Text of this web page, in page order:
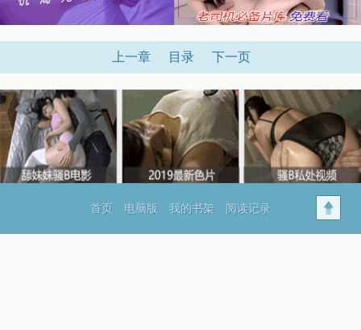
上一章 目录 下一页
首页 电脑版 我的书架 阅读记录